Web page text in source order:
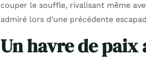
couper le souffle, rivalisant même
admiré lors d’une précédente
Un havre de paix